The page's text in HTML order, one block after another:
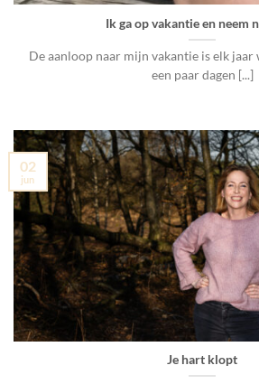
Ik ga op vakantie en neem
De aanloop naar mijn vakantie is elk
een paar dagen [...]
Je hart klopt
02
jun